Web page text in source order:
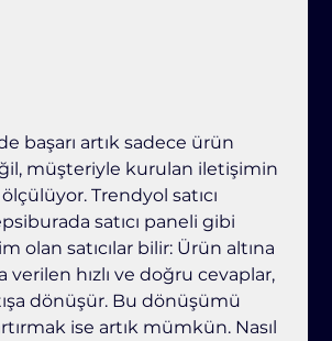
başarı artık sadece ürün
müşteriyle kurulan iletişimin
Trendyol satıcı
satıcı paneli gibi
olan satıcılar bilir: Ürün altına
verilen hızlı ve doğru cevaplar,
dönüşür. Bu dönüşümü
ise artık mümkün. Nasıl